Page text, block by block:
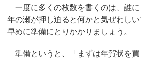
一度に多くの枚数を書くのは、誰に
年の瀬が押し迫ると何かと気ぜわしい
早めに準備にとりかかりましょう。
準備というと、「まずは年賀状を買